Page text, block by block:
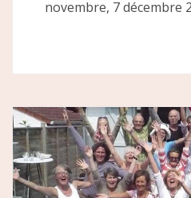
novembre, 7 décembre